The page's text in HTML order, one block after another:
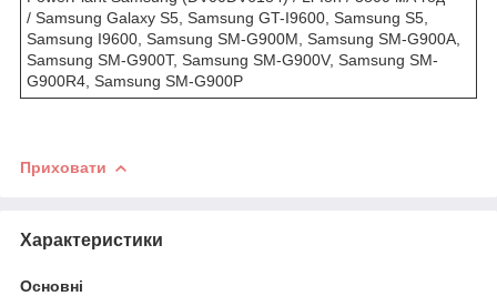
/ Samsung Galaxy S5, Samsung GT-I9600, Samsung S5,
Samsung I9600, Samsung SM-G900M, Samsung SM-G900A,
Samsung SM-G900T, Samsung SM-G900V, Samsung SM-
G900R4, Samsung SM-G900P
Приховати
Характеристики
Основні